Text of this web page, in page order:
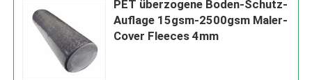
PET überzogene Boden-Schutz-
Auflage 15gsm-2500gsm Maler-
Cover Fleeces 4mm